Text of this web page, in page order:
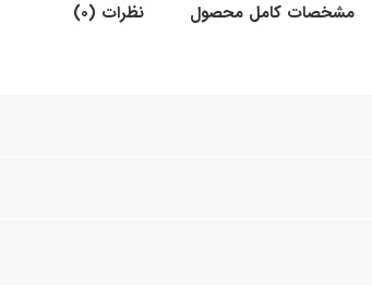
مشخصات کامل محصول نظرات (0)